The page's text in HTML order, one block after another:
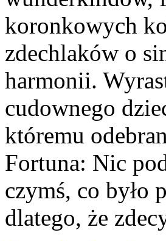
koronkowych
zdechlaków o
harmonii.
cudownego
któremu
Fortuna: Nic
czymś, co było
dlatego, że